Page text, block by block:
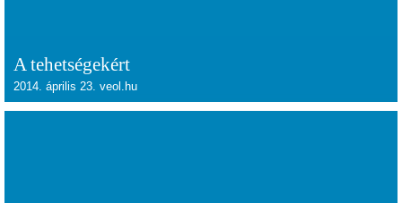
A tehetségekért
2014. április 23. veol.hu